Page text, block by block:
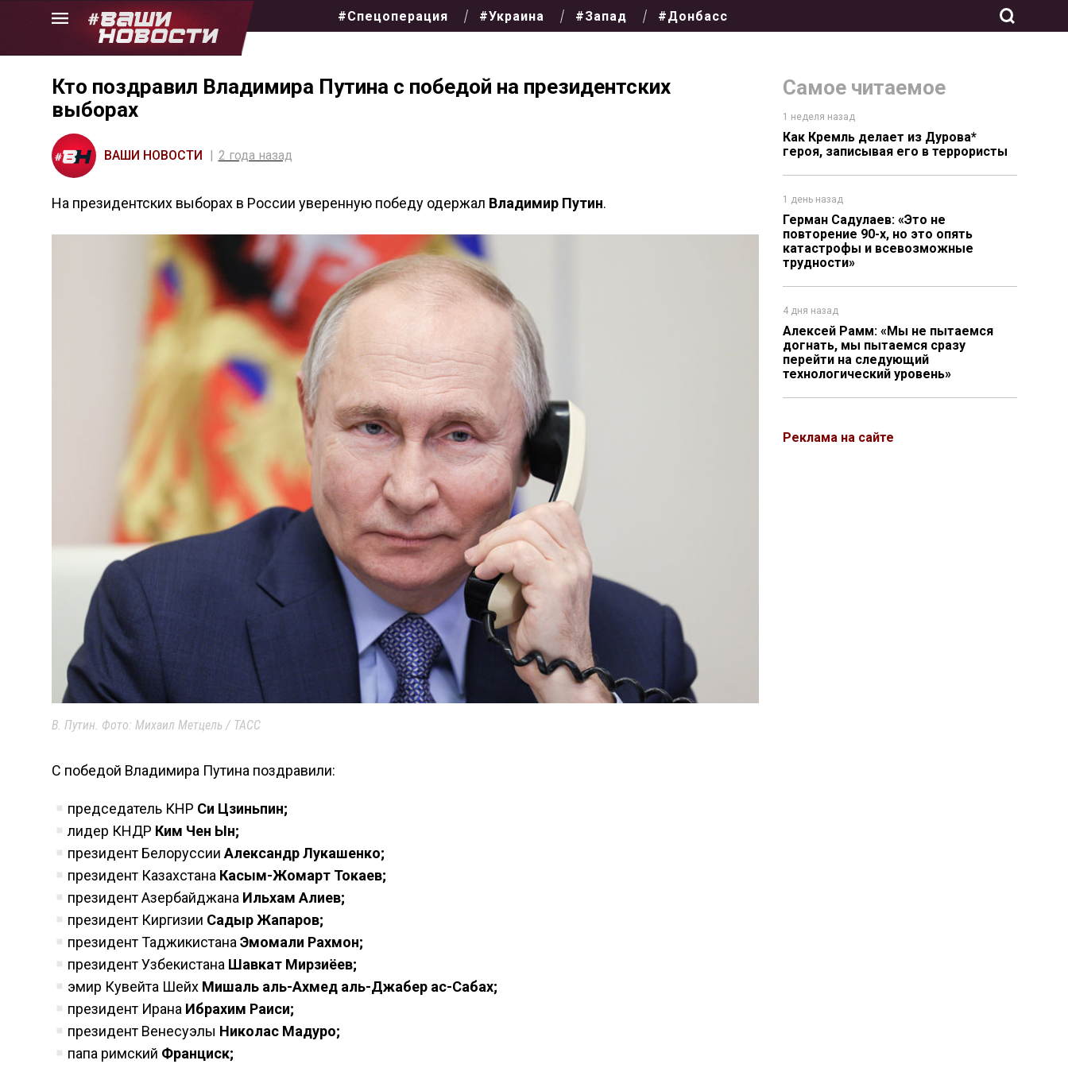
Skip
#Спецоперация #Украина #Запад #Донбасс
Самое читаемое
1 неделя назад
Как Кремль делает из Дурова*
героя, записывая его в террористы
1 день назад
Герман Садулаев: «Это не
повторение 90-х, но это опять
катастрофы и всевозможные
трудности»
4 дня назад
Алексей Рамм: «Мы не пытаемся
догнать, мы пытаемся сразу
перейти на следующий
технологический уровень»
Реклама на сайте
Кто поздравил Владимира Путина с победой на президентских
выборах
ВАШИ НОВОСТИ 2 года назад
На президентских выборах в России уверенную победу одержал Владимир Путин.
В. Путин. Фото: Михаил Метцель / ТАСС
С победой Владимира Путина поздравили:
председатель КНР Си Цзиньпин;
лидер КНДР Ким Чен Ын;
президент БелоруссииАлександр Лукашенко;
президент Казахстана Касым-Жомарт Токаев;
президент Азербайджана Ильхам Алиев;
президент Киргизии Садыр Жапаров;
президент ТаджикистанаЭмомали Рахмон;
президент Узбекистана Шавкат Мирзиёев;
эмир Кувейта Шейх Мишаль аль-Ахмед аль-Джабер ас-Сабах;
президент Ирана Ибрахим Раиси;
президент Венесуэлы Николас Мадуро;
папа римский Франциск;